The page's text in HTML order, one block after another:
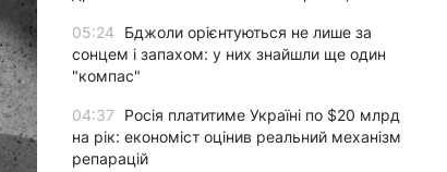
05:24
Бджоли орієнтуються не лише за
сонцем і запахом: у них знайшли ще один
"компас"
04:37
Росія платитиме Україні по $20 млрд
на рік: економіст оцінив реальний механізм
репарацій